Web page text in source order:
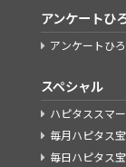
アンケートひ
アンケートひ
スペシャル
ハピタススマ
毎月ハピタス
毎日ハピタス